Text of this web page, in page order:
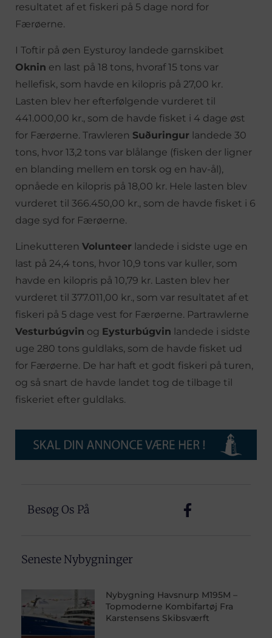
resultatet af et fiskeri på 5 dage nord for
Færøerne.
I Toftir på øen Eysturoy landede garnskibet
Oknin en last på 18 tons, hvoraf 15 tons var
hellefisk, som havde en kilopris på 27,00 kr.
Lasten blev her efterfølgende vurderet til
441.000,00 kr., som de havde fisket i 4 dage øst
for Færøerne. Trawleren Suðuringur landede 30
tons, hvor 13,2 tons var blålange (fisken der ligner
en blanding mellem en torsk og en hav-ål),
opnåede en kilopris på 18,00 kr. Hele lasten blev
vurderet til 366.450,00 kr., som de havde fisket i 6
dage syd for Færøerne.
Linekutteren Volunteer landede i sidste uge en
last på 24,4 tons, hvor 10,9 tons var kuller, som
havde en kilopris på 10,79 kr. Lasten blev her
vurderet til 377.011,00 kr., som var resultatet af et
fiskeri på 5 dage vest for Færøerne. Partrawlerne
Vesturbúgvin og Eysturbúgvin landede i sidste
uge 280 tons guldlaks, som de havde fisket ud
for Færøerne. De har haft et godt fiskeri på turen,
og så snart de havde landet tog de tilbage til
fiskeriet efter guldlaks.
Besøg Os På
Seneste Nybygninger
Nybygning Havsnurp M195M –
Topmoderne Kombifartøj Fra
Karstensens Skibsværft